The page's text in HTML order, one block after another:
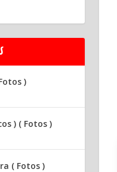
)
) ( Fotos )
( Fotos )